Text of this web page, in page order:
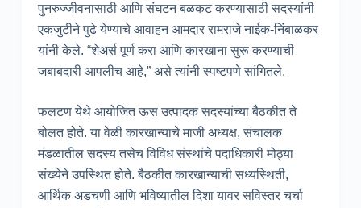
पुनरुज्जीवनासाठी आणि संघटन बळकट करण्यासाठी सदस्यांनी
एकजुटीने पुढे येण्याचे आवाहन आमदार रामराजे नाईक-निंबाळकर
यांनी केले. “शेअर्स पूर्ण करा आणि कारखाना सुरू करण्याची
जबाबदारी आपलीच आहे,” असे त्यांनी स्पष्टपणे सांगितले.
फलटण येथे आयोजित ऊस उत्पादक सदस्यांच्या बैठकीत ते
बोलत होते. या वेळी कारखान्याचे माजी अध्यक्ष, संचालक
मंडळातील सदस्य तसेच विविध संस्थांचे पदाधिकारी मोठ्या
संख्येने उपस्थित होते. बैठकीत कारखान्याची सध्यस्थिती,
आर्थिक अडचणी आणि भविष्यातील दिशा यावर सविस्तर चर्चा